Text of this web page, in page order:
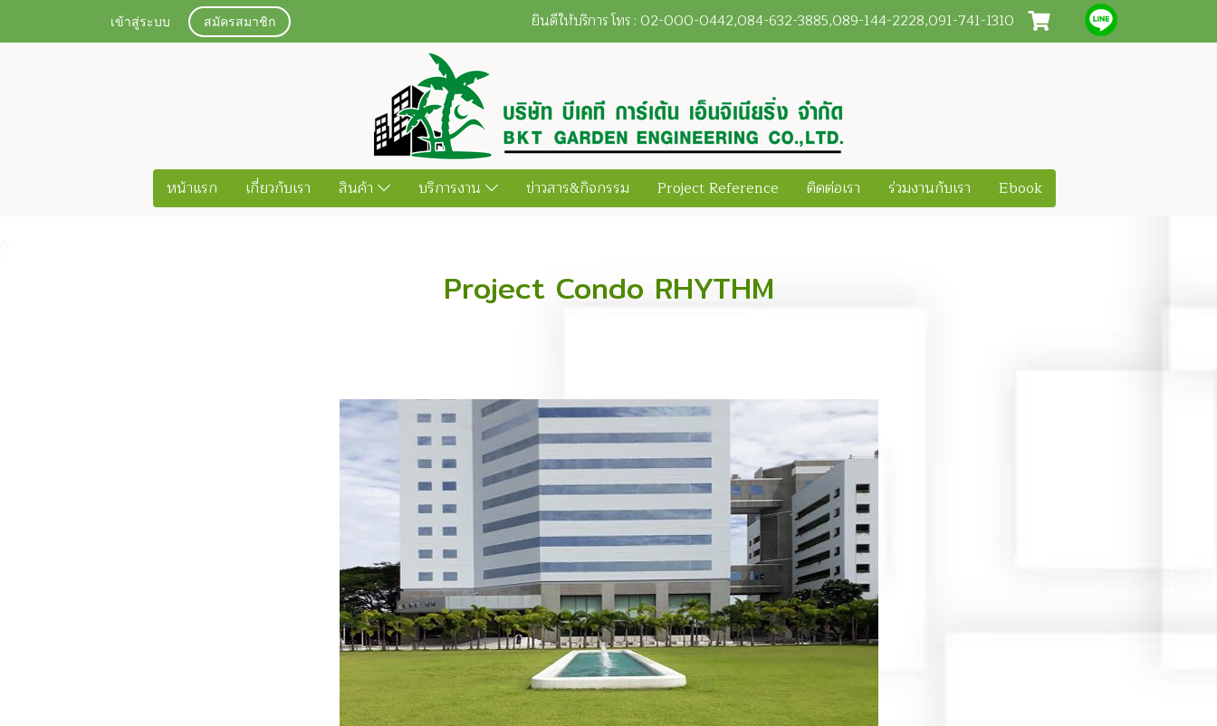
เข้าสู่ระบบ สมัครสมาชิก ยินดีให้บริการ โทร : 02-000-0442,084-632-3885,089-144-2228,091-741-1310
หน้าแรก เกี่ยวกับเรา สินค้า บริการงาน ข่าวสาร&กิจกรรม Project Reference ติดต่อเรา ร่วมงานกับเรา Ebook
Project Condo RHYTHM